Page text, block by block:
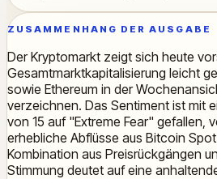
ZUSAMMENHANG DER AUSGABE
Der Kryptomarkt zeigt sich heute
Gesamtmarktkapitalisierung leicht
sowie Ethereum in der
verzeichnen. Das Sentiment ist mit
von 15 auf "Extreme Fear" gefallen,
erhebliche Abflüsse aus Bitcoin Spot
Kombination aus Preisrückgängen
Stimmung deutet auf eine